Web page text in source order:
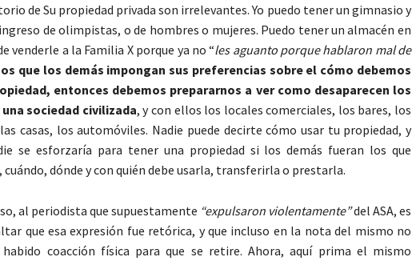
de Su propiedad privada son irrelevantes. Yo puedo tener un gimnasio y
de olimpistas, o de hombres o mujeres. Puedo tener un almacén en
venderle a la Familia X porque ya no “les aguanto porque hablaron mal de
que los demás impongan sus preferencias sobre el cómo debemos
entonces debemos prepararnos a ver como desaparecen los
sociedad civilizada, y con ellos los locales comerciales, los bares, los
casas, los automóviles. Nadie puede decirte cómo usar tu propiedad, y
se esforzaría para tener una propiedad si los demás fueran los que
cuándo, dónde y con quién debe usarla, transferirla o prestarla.
al periodista que supuestamente “expulsaron violentamente”del ASA, es
que esa expresión fue retórica, y que incluso en la nota del mismo no
habido coacción física para que se retire. Ahora, aquí prima el mismo